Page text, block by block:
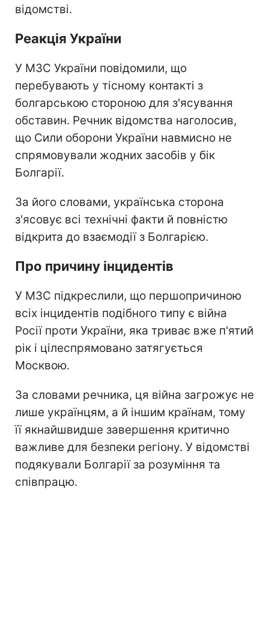
відомстві.
Реакція України
У МЗС України повідомили, що
перебувають у тісному контакті з
болгарською стороною для з'ясування
обставин. Речник відомства наголосив,
що Сили оборони України навмисно не
спрямовували жодних засобів у бік
Болгарії.
За його словами, українська сторона
з'ясовує всі технічні факти й повністю
відкрита до взаємодії з Болгарією.
Про причину інцидентів
У МЗС підкреслили, що першопричиною
всіх інцидентів подібного типу є війна
Росії проти України, яка триває вже п'ятий
рік і цілеспрямовано затягується
Москвою.
За словами речника, ця війна загрожує не
лише українцям, а й іншим країнам, тому
її якнайшвидше завершення критично
важливе для безпеки регіону. У відомстві
подякували Болгарії за розуміння та
співпрацю.